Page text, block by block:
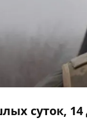
суток,